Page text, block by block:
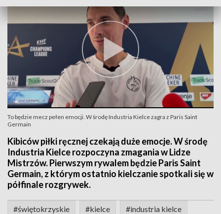
To będzie mecz pełen emocji. W środę Industria Kielce zagra z Paris Saint
Germain
Kibiców piłki ręcznej czekają duże emocje. W środę
Industria Kielce rozpoczyna zmagania w Lidze
Mistrzów. Pierwszym rywalem będzie Paris Saint
Germain, z którym ostatnio kielczanie spotkali się w
półfinale rozgrywek.
#świętokrzyskie #kielce #industria kielce